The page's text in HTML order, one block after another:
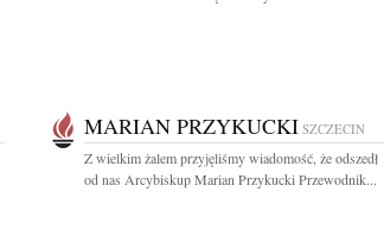
MARIAN PRZYKUCKI SZCZECIN
Z wielkim żalem przyjęliśmy wiadomość, że odszedł
od nas Arcybiskup Marian Przykucki Przewodnik...